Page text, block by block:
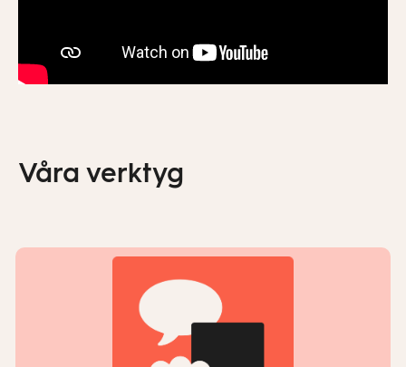
Våra verktyg